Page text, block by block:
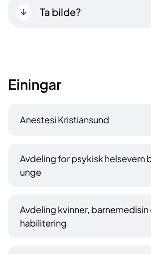
Ta bilde?
Einingar
Anestesi Kristiansund
Avdeling for psykisk helsevern
unge
Avdeling kvinner, barnemedisin
habilitering